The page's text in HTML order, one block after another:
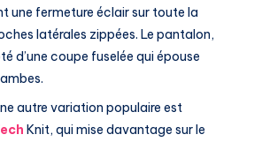
une fermeture éclair sur toute la
latérales zippées. Le pantalon,
d’une coupe fuselée qui épouse
autre variation populaire est
Knit, qui mise davantage sur le